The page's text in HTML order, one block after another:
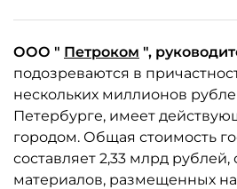
ООО " Петроком ",
подозреваются в
нескольких миллионов
Петербурге, имеет
городом. Общая стоимость
составляет 2,33 млрд рублей,
материалов, размещенных на